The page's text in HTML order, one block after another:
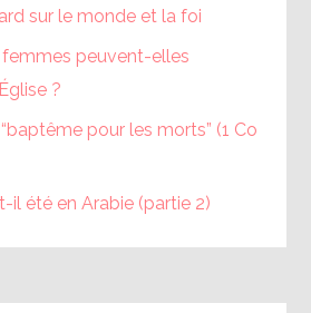
sur le monde et la foi
femmes peuvent-elles
?
pour les morts” (1 Co
il été en Arabie (partie 2)